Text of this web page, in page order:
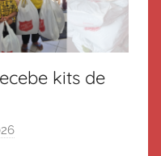
l
v
a
ç
kits de